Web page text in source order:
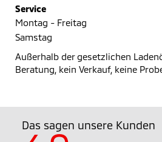
Service
Montag - Freitag
Samstag
Außerhalb der gesetzlichen
Beratung, kein Verkauf, keine
Das sagen unsere Kunden